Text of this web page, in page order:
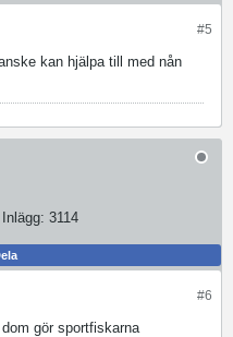
#5
kan hjälpa till med nån
Inlägg: 3114
#6
gör sportfiskarna